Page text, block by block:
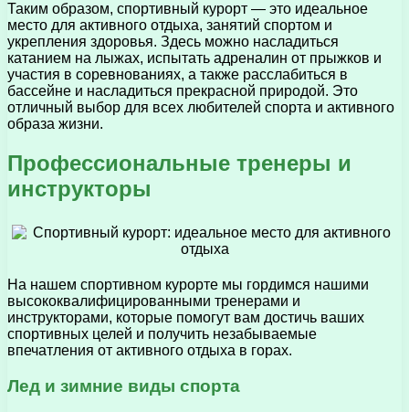
Таким образом, спортивный курорт — это идеальное
место для активного отдыха, занятий спортом и
укрепления здоровья. Здесь можно насладиться
катанием на лыжах, испытать адреналин от прыжков и
участия в соревнованиях, а также расслабиться в
бассейне и насладиться прекрасной природой. Это
отличный выбор для всех любителей спорта и активного
образа жизни.
Профессиональные тренеры и
инструкторы
На нашем спортивном курорте мы гордимся нашими
высококвалифицированными тренерами и
инструкторами, которые помогут вам достичь ваших
спортивных целей и получить незабываемые
впечатления от активного отдыха в горах.
Лед и зимние виды спорта